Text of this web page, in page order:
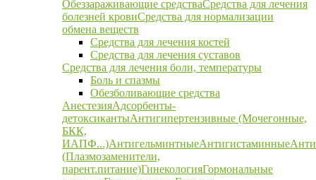
Обеззараживающие средстваСредства для лечения
болезней кровиСредства для нормализации
обмена веществ
Средства для лечения костей
Средства для лечения суставов
Средства для лечения боли, температуры
Боль и спазмы
Обезболивающие средства
АнестезияАдсорбенты-
детоксикантыАнтигипертензивные (Мочегонные,
БКК,
ИАПФ...)АнтигельминтныеАнтигистаминные
(Плазмозаменители,
парент.питание)ГинекологияГормональные